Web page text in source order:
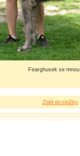
Fearghusek se mnou
Zpět do složky